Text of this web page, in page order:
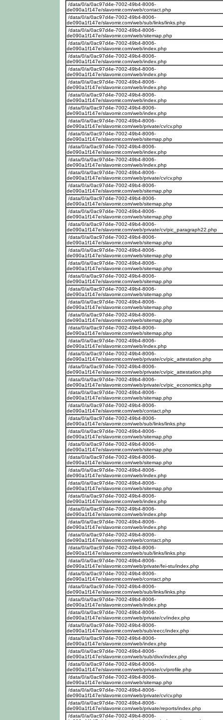
/data/0/a/0ac97d4e-7002-49b4-8006-
de090a1f147e/slavomir.com/web/contact.php
/data/0/a/0ac97d4e-7002-49b4-8006-
de090a1f147e/slavomir.com/web/sub/links/links.php
/data/0/a/0ac97d4e-7002-49b4-8006-
de090a1f147e/slavomir.com/web/sitemap.php
/data/0/a/0ac97d4e-7002-49b4-8006-
de090a1f147e/slavomir.com/web/index.php
/data/0/a/0ac97d4e-7002-49b4-8006-
de090a1f147e/slavomir.com/web/index.php
/data/0/a/0ac97d4e-7002-49b4-8006-
de090a1f147e/slavomir.com/web/index.php
/data/0/a/0ac97d4e-7002-49b4-8006-
de090a1f147e/slavomir.com/web/index.php
/data/0/a/0ac97d4e-7002-49b4-8006-
de090a1f147e/slavomir.com/web/index.php
/data/0/a/0ac97d4e-7002-49b4-8006-
de090a1f147e/slavomir.com/web/index.php
/data/0/a/0ac97d4e-7002-49b4-8006-
de090a1f147e/slavomir.com/web/private/cv/cv.php
/data/0/a/0ac97d4e-7002-49b4-8006-
de090a1f147e/slavomir.com/web/sitemap.php
/data/0/a/0ac97d4e-7002-49b4-8006-
de090a1f147e/slavomir.com/web/index.php
/data/0/a/0ac97d4e-7002-49b4-8006-
de090a1f147e/slavomir.com/web/index.php
/data/0/a/0ac97d4e-7002-49b4-8006-
de090a1f147e/slavomir.com/web/private/cv/cv.php
/data/0/a/0ac97d4e-7002-49b4-8006-
de090a1f147e/slavomir.com/web/sitemap.php
/data/0/a/0ac97d4e-7002-49b4-8006-
de090a1f147e/slavomir.com/web/sitemap.php
/data/0/a/0ac97d4e-7002-49b4-8006-
de090a1f147e/slavomir.com/web/sitemap.php
/data/0/a/0ac97d4e-7002-49b4-8006-
de090a1f147e/slavomir.com/web/private/cv/pic_paragraph22.php
/data/0/a/0ac97d4e-7002-49b4-8006-
de090a1f147e/slavomir.com/web/sitemap.php
/data/0/a/0ac97d4e-7002-49b4-8006-
de090a1f147e/slavomir.com/web/sitemap.php
/data/0/a/0ac97d4e-7002-49b4-8006-
de090a1f147e/slavomir.com/web/sitemap.php
/data/0/a/0ac97d4e-7002-49b4-8006-
de090a1f147e/slavomir.com/web/sitemap.php
/data/0/a/0ac97d4e-7002-49b4-8006-
de090a1f147e/slavomir.com/web/sitemap.php
/data/0/a/0ac97d4e-7002-49b4-8006-
de090a1f147e/slavomir.com/web/sitemap.php
/data/0/a/0ac97d4e-7002-49b4-8006-
de090a1f147e/slavomir.com/web/sitemap.php
/data/0/a/0ac97d4e-7002-49b4-8006-
de090a1f147e/slavomir.com/web/sitemap.php
/data/0/a/0ac97d4e-7002-49b4-8006-
de090a1f147e/slavomir.com/web/index.php
/data/0/a/0ac97d4e-7002-49b4-8006-
de090a1f147e/slavomir.com/web/private/cv/pic_attestation.php
/data/0/a/0ac97d4e-7002-49b4-8006-
de090a1f147e/slavomir.com/web/private/cv/pic_attestation.php
/data/0/a/0ac97d4e-7002-49b4-8006-
de090a1f147e/slavomir.com/web/private/cv/pic_economics.php
/data/0/a/0ac97d4e-7002-49b4-8006-
de090a1f147e/slavomir.com/web/sitemap.php
/data/0/a/0ac97d4e-7002-49b4-8006-
de090a1f147e/slavomir.com/web/contact.php
/data/0/a/0ac97d4e-7002-49b4-8006-
de090a1f147e/slavomir.com/web/sub/links/links.php
/data/0/a/0ac97d4e-7002-49b4-8006-
de090a1f147e/slavomir.com/web/sitemap.php
/data/0/a/0ac97d4e-7002-49b4-8006-
de090a1f147e/slavomir.com/web/sitemap.php
/data/0/a/0ac97d4e-7002-49b4-8006-
de090a1f147e/slavomir.com/web/sitemap.php
/data/0/a/0ac97d4e-7002-49b4-8006-
de090a1f147e/slavomir.com/web/index.php
/data/0/a/0ac97d4e-7002-49b4-8006-
de090a1f147e/slavomir.com/web/sitemap.php
/data/0/a/0ac97d4e-7002-49b4-8006-
de090a1f147e/slavomir.com/web/index.php
/data/0/a/0ac97d4e-7002-49b4-8006-
de090a1f147e/slavomir.com/web/index.php
/data/0/a/0ac97d4e-7002-49b4-8006-
de090a1f147e/slavomir.com/web/index.php
/data/0/a/0ac97d4e-7002-49b4-8006-
de090a1f147e/slavomir.com/web/contact.php
/data/0/a/0ac97d4e-7002-49b4-8006-
de090a1f147e/slavomir.com/web/sub/links/links.php
/data/0/a/0ac97d4e-7002-49b4-8006-
de090a1f147e/slavomir.com/web/private/fei-stu/index.php
/data/0/a/0ac97d4e-7002-49b4-8006-
de090a1f147e/slavomir.com/web/contact.php
/data/0/a/0ac97d4e-7002-49b4-8006-
de090a1f147e/slavomir.com/web/sub/links/links.php
/data/0/a/0ac97d4e-7002-49b4-8006-
de090a1f147e/slavomir.com/web/index.php
/data/0/a/0ac97d4e-7002-49b4-8006-
de090a1f147e/slavomir.com/web/private/cv/index.php
/data/0/a/0ac97d4e-7002-49b4-8006-
de090a1f147e/slavomir.com/web/sub/eecc/index.php
/data/0/a/0ac97d4e-7002-49b4-8006-
de090a1f147e/slavomir.com/web/index.php
/data/0/a/0ac97d4e-7002-49b4-8006-
de090a1f147e/slavomir.com/web/sub/divx/index.php
/data/0/a/0ac97d4e-7002-49b4-8006-
de090a1f147e/slavomir.com/web/private/cv/profile.php
/data/0/a/0ac97d4e-7002-49b4-8006-
de090a1f147e/slavomir.com/web/sitemap.php
/data/0/a/0ac97d4e-7002-49b4-8006-
de090a1f147e/slavomir.com/web/private/cv/cv.php
/data/0/a/0ac97d4e-7002-49b4-8006-
de090a1f147e/slavomir.com/web/private/reports/index.php
/data/0/a/0ac97d4e-7002-49b4-8006-